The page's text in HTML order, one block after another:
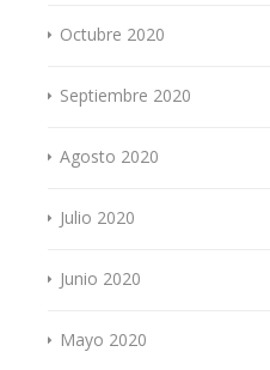
Octubre 2020
Septiembre 2020
Agosto 2020
Julio 2020
Junio 2020
Mayo 2020